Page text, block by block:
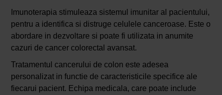
Imunoterapia stimuleaza sistemul imunitar al pacientului,
pentru a identifica si distruge celulele canceroase. Este o
abordare in dezvoltare si poate fi utilizata in anumite
cazuri de cancer colorectal avansat.
Tratamentul cancerului de colon este adesea
personalizat in functie de caracteristicile specifice ale
fiecarui pacient. Echipa medicala, care poate include